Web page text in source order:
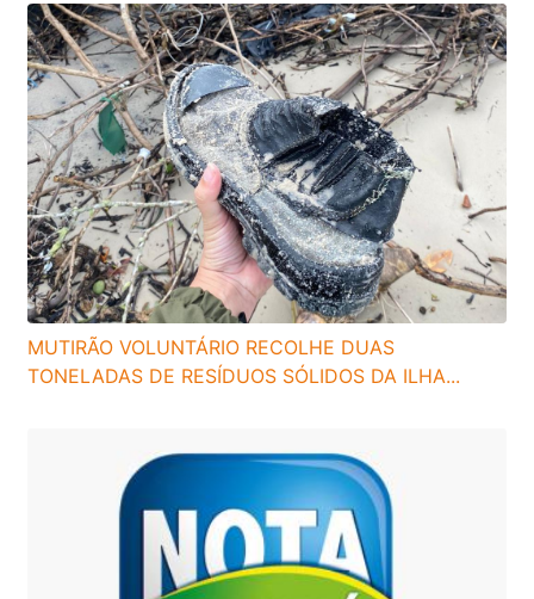
MUTIRÃO VOLUNTÁRIO RECOLHE DUAS
TONELADAS DE RESÍDUOS SÓLIDOS DA ILHA...